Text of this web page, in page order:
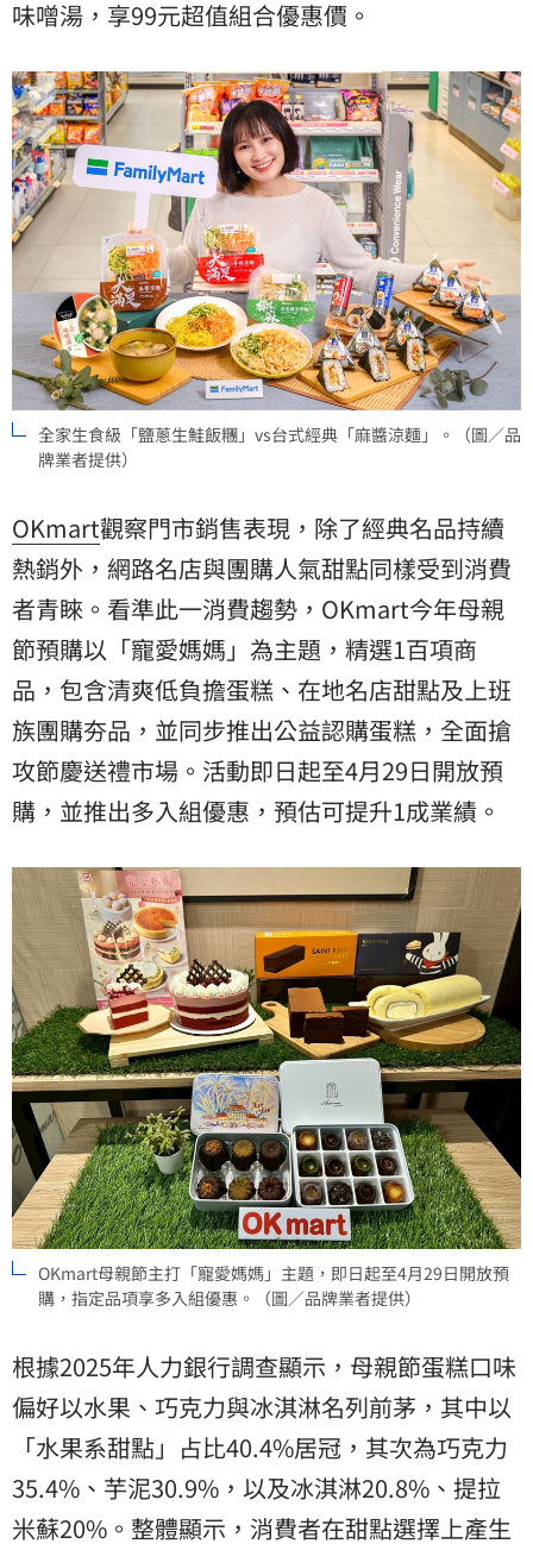
味噌湯，享99元超值組合優惠價。
全家生食級「鹽蔥生鮭飯糰」vs台式經典「麻醬涼麵」。（圖／品
牌業者提供）
OKmart觀察門市銷售表現，除了經典名品持續
熱銷外，網路名店與團購人氣甜點同樣受到消費
者青睞。看準此一消費趨勢，OKmart今年母親
節預購以「寵愛媽媽」為主題，精選1百項商
品，包含清爽低負擔蛋糕、在地名店甜點及上班
族團購夯品，並同步推出公益認購蛋糕，全面搶
攻節慶送禮市場。活動即日起至4月29日開放預
購，並推出多入組優惠，預估可提升1成業績。
OKmart母親節主打「寵愛媽媽」主題，即日起至4月29日開放預
購，指定品項享多入組優惠。（圖／品牌業者提供）
根據2025年人力銀行調查顯示，母親節蛋糕口味
偏好以水果、巧克力與冰淇淋名列前茅，其中以
「水果系甜點」占比40.4%居冠，其次為巧克力
35.4%、芋泥30.9%，以及冰淇淋20.8%、提拉
米蘇20%。整體顯示，消費者在甜點選擇上產生